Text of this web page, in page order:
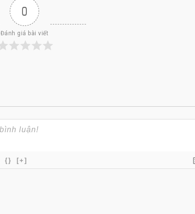
0
Đánh giá bài viết
{} [+]